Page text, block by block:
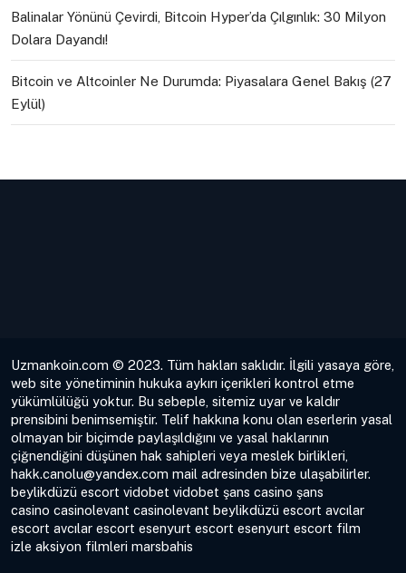
Balinalar Yönünü Çevirdi, Bitcoin Hyper’da Çılgınlık: 30 Milyon
Dolara Dayandı!
Bitcoin ve Altcoinler Ne Durumda: Piyasalara Genel Bakış (27
Eylül)
Uzmankoin.com © 2023. Tüm hakları saklıdır. İlgili yasaya göre,
web site yönetiminin hukuka aykırı içerikleri kontrol etme
yükümlülüğü yoktur. Bu sebeple, sitemiz uyar ve kaldır
prensibini benimsemiştir. Telif hakkına konu olan eserlerin yasal
olmayan bir biçimde paylaşıldığını ve yasal haklarının
çiğnendiğini düşünen hak sahipleri veya meslek birlikleri,
hakk.canolu@yandex.com mail adresinden bize ulaşabilirler.
beylikdüzü escort vidobet vidobet şans casino şans
casino casinolevant casinolevant beylikdüzü escort avcılar
escort avcılar escort esenyurt escort esenyurt escort film
izle aksiyon filmleri marsbahis